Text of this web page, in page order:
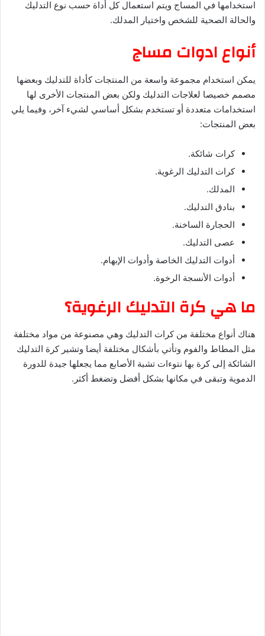
استخدامها في المساج ويتم استعمال كل أداة حسب نوع التدليك
والحالة الصحية للشخص واختيار المدلك.
أنواع ادوات مساج
يمكن استخدام مجموعة واسعة من المنتجات كأداة للتدليك وبعضها
مصمم خصيصا لعلاجات التدليك ولكن بعض المنتجات الأخرى لها
استخدامات متعددة أو تستخدم بشكل أساسي لشيء آخر، وفيما يلي
بعض المنتجات:
كرات شائكة.
كرات التدليك الرغوية.
المدلك.
بنادق التدليك.
الحجارة الساخنة.
عصى التدليك.
أدوات التدليك الخاصة وأدوات الإبهام.
أدوات الأنسجة الرخوة.
ما هي كرة التدليك الرغوية؟
هناك أنواع مختلفة من كرات التدليك وهي مصنوعة من مواد مختلفة
مثل المطاط والفوم وتأتي بأشكال مختلفة أيضا وتشير كرة التدليك
الشائكة إلى كرة بها نتوءات تشبة الأصابع مما يجعلها جيدة للدورة
الدموية وتبقى في مكانها بشكل أفضل وتضغط أكثر.